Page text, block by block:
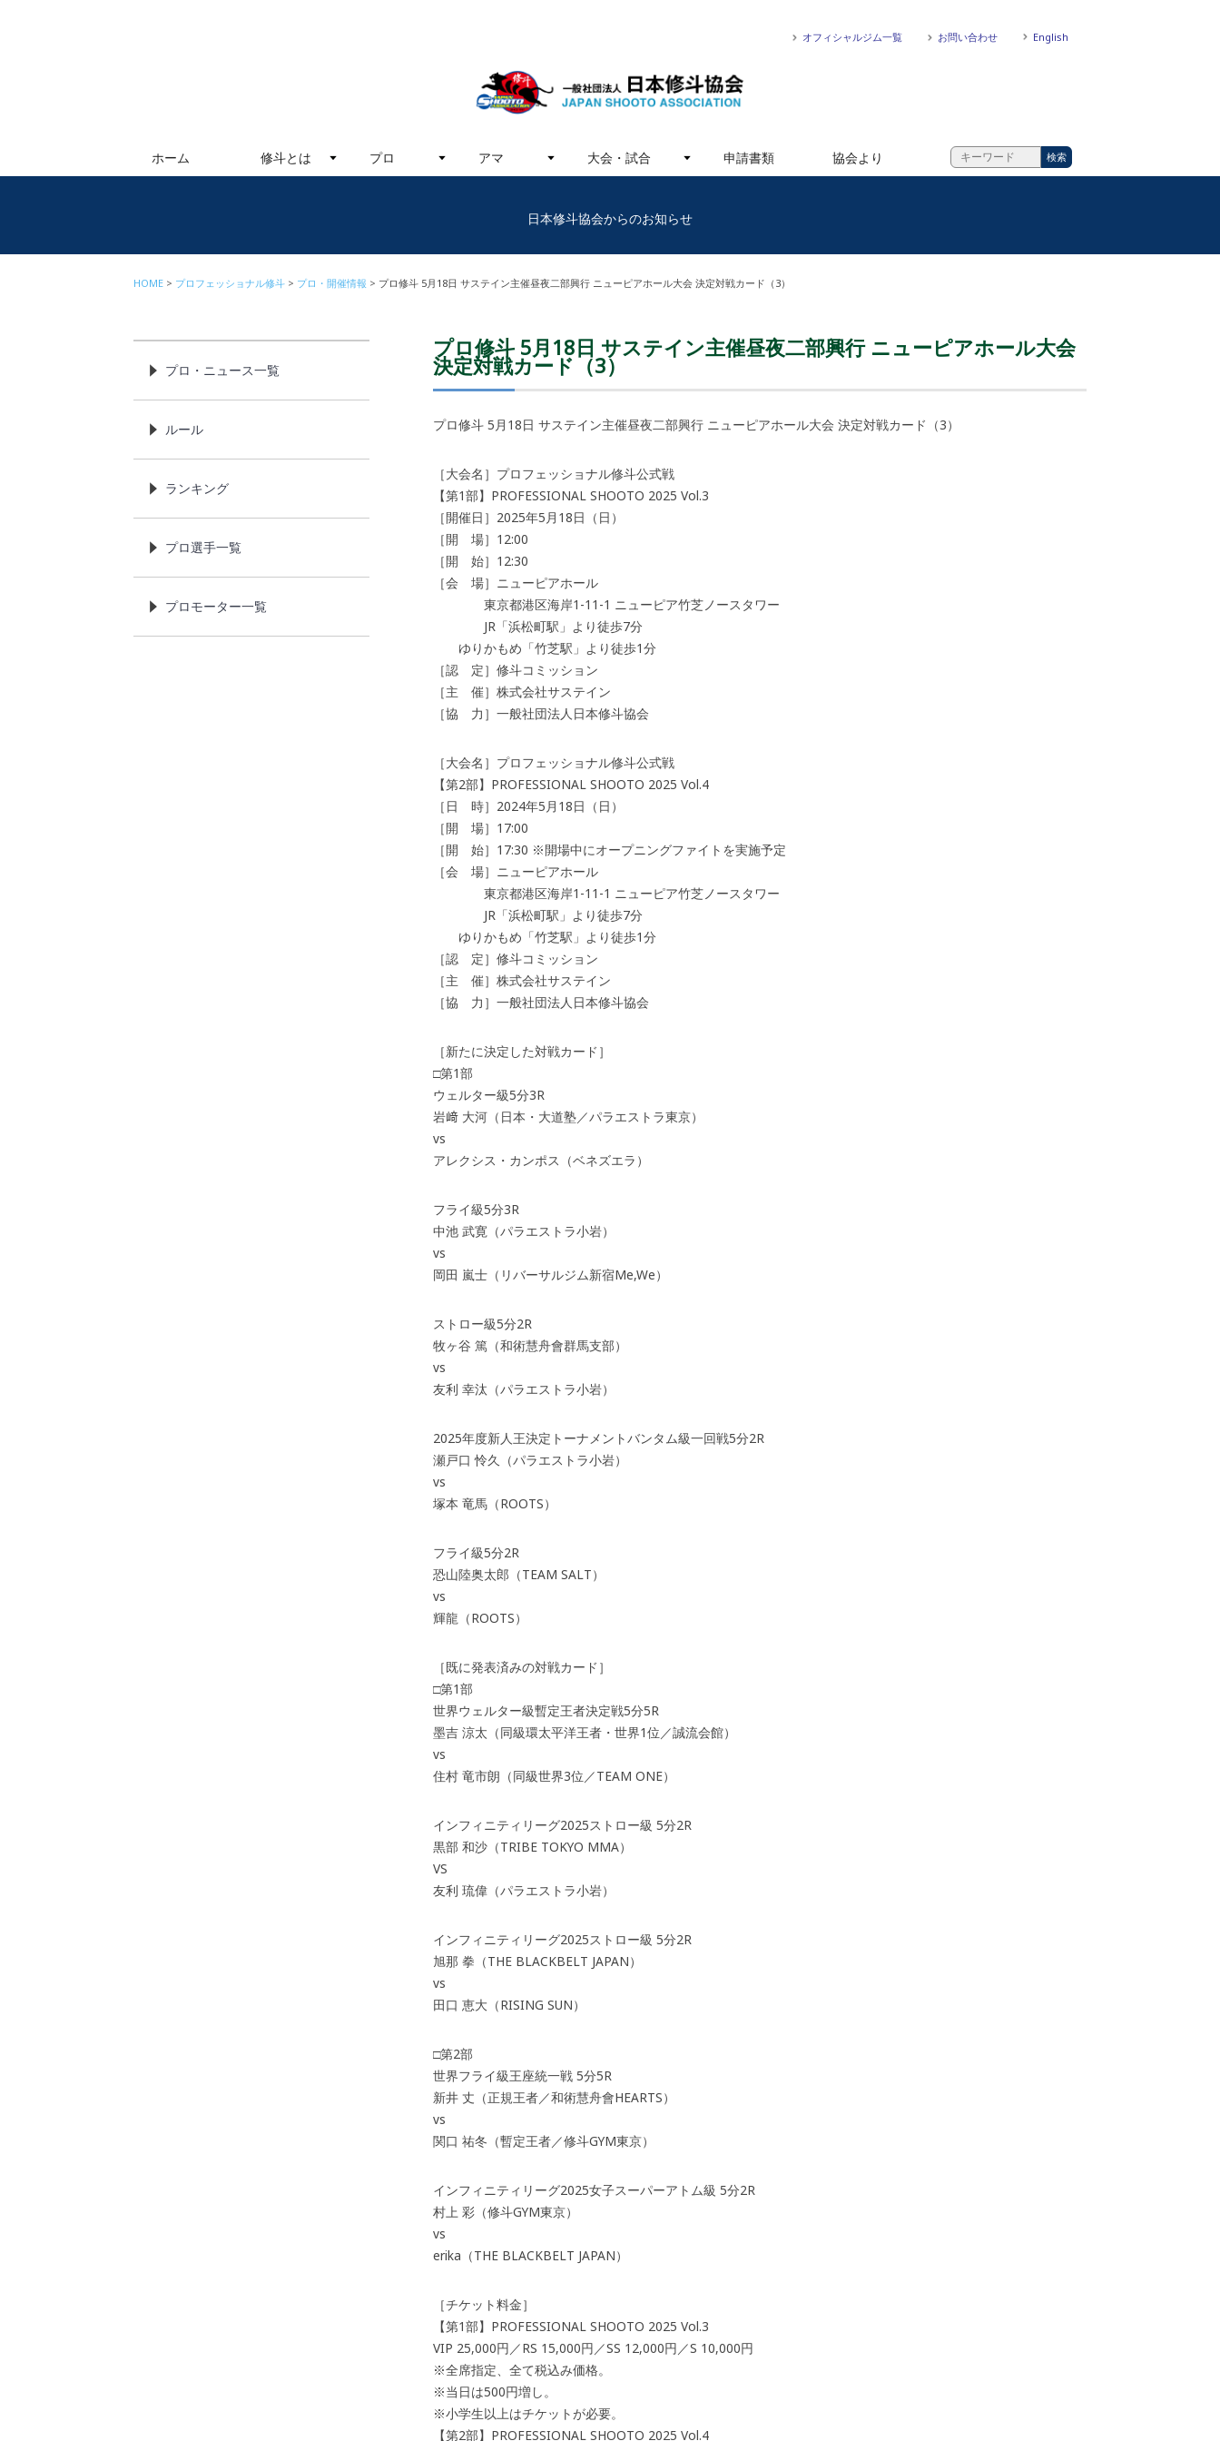
オフィシャルジム一覧 お問い合わせ English
ホーム 修斗とは プロ アマ 大会・試合 申請書類 協会より
日本修斗協会からのお知らせ
HOME プロフェッショナル修斗 プロ・開催情報 プロ修斗 5月18日 サステイン主催昼夜二部興行 ニューピアホール大会 決定対戦カード（3）
プロ修斗 5月18日 サステイン主催昼夜二部興行 ニューピアホール大会
決定対戦カード（3）
プロ修斗 5月18日 サステイン主催昼夜二部興行 ニューピアホール大会 決定対戦カード（3）
［大会名］プロフェッショナル修斗公式戦
【第1部】PROFESSIONAL SHOOTO 2025 Vol.3
［開催日］2025年5月18日（日）
［開 場］12:00
［開 始］12:30
［会 場］ニューピアホール
東京都港区海岸1-11-1 ニューピア竹芝ノースタワー
JR「浜松町駅」より徒歩7分
ゆりかもめ「竹芝駅」より徒歩1分
［認 定］修斗コミッション
［主 催］株式会社サステイン
［協 力］一般社団法人日本修斗協会
［大会名］プロフェッショナル修斗公式戦
【第2部】PROFESSIONAL SHOOTO 2025 Vol.4
［日 時］2024年5月18日（日）
［開 場］17:00
［開 始］17:30 ※開場中にオープニングファイトを実施予定
［会 場］ニューピアホール
東京都港区海岸1-11-1 ニューピア竹芝ノースタワー
JR「浜松町駅」より徒歩7分
ゆりかもめ「竹芝駅」より徒歩1分
［認 定］修斗コミッション
［主 催］株式会社サステイン
［協 力］一般社団法人日本修斗協会
［新たに決定した対戦カード］
□第1部
ウェルター級5分3R
岩﨑 大河（日本・大道塾／パラエストラ東京）
vs
アレクシス・カンポス（ベネズエラ）
フライ級5分3R
中池 武寛（パラエストラ小岩）
vs
岡田 嵐士（リバーサルジム新宿Me,We）
ストロー級5分2R
牧ヶ谷 篤（和術慧舟會群馬支部）
vs
友利 幸汰（パラエストラ小岩）
2025年度新人王決定トーナメントバンタム級一回戦5分2R
瀬戸口 怜久（パラエストラ小岩）
vs
塚本 竜馬（ROOTS）
フライ級5分2R
恐山陸奥太郎（TEAM SALT）
vs
輝龍（ROOTS）
［既に発表済みの対戦カード］
□第1部
世界ウェルター級暫定王者決定戦5分5R
墨吉 涼太（同級環太平洋王者・世界1位／誠流会館）
vs
住村 竜市朗（同級世界3位／TEAM ONE）
インフィニティリーグ2025ストロー級 5分2R
黒部 和沙（TRIBE TOKYO MMA）
VS
友利 琉偉（パラエストラ小岩）
インフィニティリーグ2025ストロー級 5分2R
旭那 拳（THE BLACKBELT JAPAN）
vs
田口 恵大（RISING SUN）
□第2部
世界フライ級王座統一戦 5分5R
新井 丈（正規王者／和術慧舟會HEARTS）
vs
関口 祐冬（暫定王者／修斗GYM東京）
インフィニティリーグ2025女子スーパーアトム級 5分2R
村上 彩（修斗GYM東京）
vs
erika（THE BLACKBELT JAPAN）
［チケット料金］
【第1部】PROFESSIONAL SHOOTO 2025 Vol.3
VIP 25,000円／RS 15,000円／SS 12,000円／S 10,000円
※全席指定、全て税込み価格。
※当日は500円増し。
※小学生以上はチケットが必要。
【第2部】PROFESSIONAL SHOOTO 2025 Vol.4
プロ・ニュース一覧
ルール
ランキング
プロ選手一覧
プロモーター一覧